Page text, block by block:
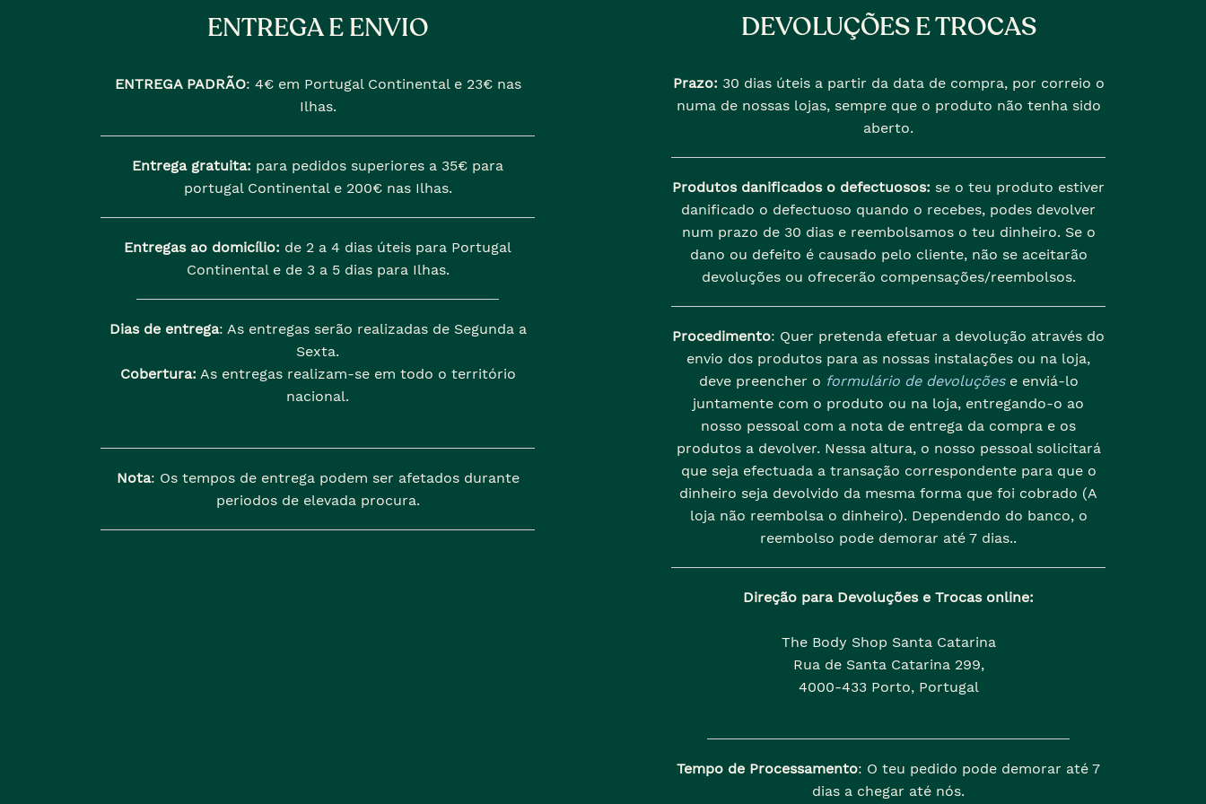
ENTREGA E ENVIO
ENTREGA PADRÃO: 4€ em Portugal Continental e 23€ nas
Ilhas.
Entrega gratuita: para pedidos superiores a 35€ para
portugal Continental e 200€ nas Ilhas.
Entregas ao domicílio: de 2 a 4 dias úteis para Portugal
Continental e de 3 a 5 dias para Ilhas.
Dias de entrega: As entregas serão realizadas de Segunda a
Sexta.
Cobertura: As entregas realizam-se em todo o território
nacional.
Nota: Os tempos de entrega podem ser afetados durante
periodos de elevada procura.
DEVOLUÇÕES E TROCAS
Prazo: 30 dias úteis a partir da data de compra, por correio o
numa de nossas lojas, sempre que o produto não tenha sido
aberto.
Produtos danificados o defectuosos: se o teu produto estiver
danificado o defectuoso quando o recebes, podes devolver
num prazo de 30 dias e reembolsamos o teu dinheiro. Se o
dano ou defeito é causado pelo cliente, não se aceitarão
devoluções ou ofrecerão compensações/reembolsos.
Procedimento: Quer pretenda efetuar a devolução através do
envio dos produtos para as nossas instalações ou na loja,
deve preencher o formulário de devoluçõese enviá-lo
juntamente com o produto ou na loja, entregando-o ao
nosso pessoal com a nota de entrega da compra e os
produtos a devolver. Nessa altura, o nosso pessoal solicitará
que seja efectuada a transação correspondente para que o
dinheiro seja devolvido da mesma forma que foi cobrado (A
loja não reembolsa o dinheiro). Dependendo do banco, o
reembolso pode demorar até 7 dias..
Direção para Devoluções e Trocas online:
The Body Shop Santa Catarina
Rua de Santa Catarina 299,
4000-433 Porto, Portugal
Tempo de Processamento: O teu pedido pode demorar até 7
dias a chegar até nós.